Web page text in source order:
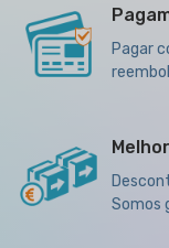
Pagar
Somos